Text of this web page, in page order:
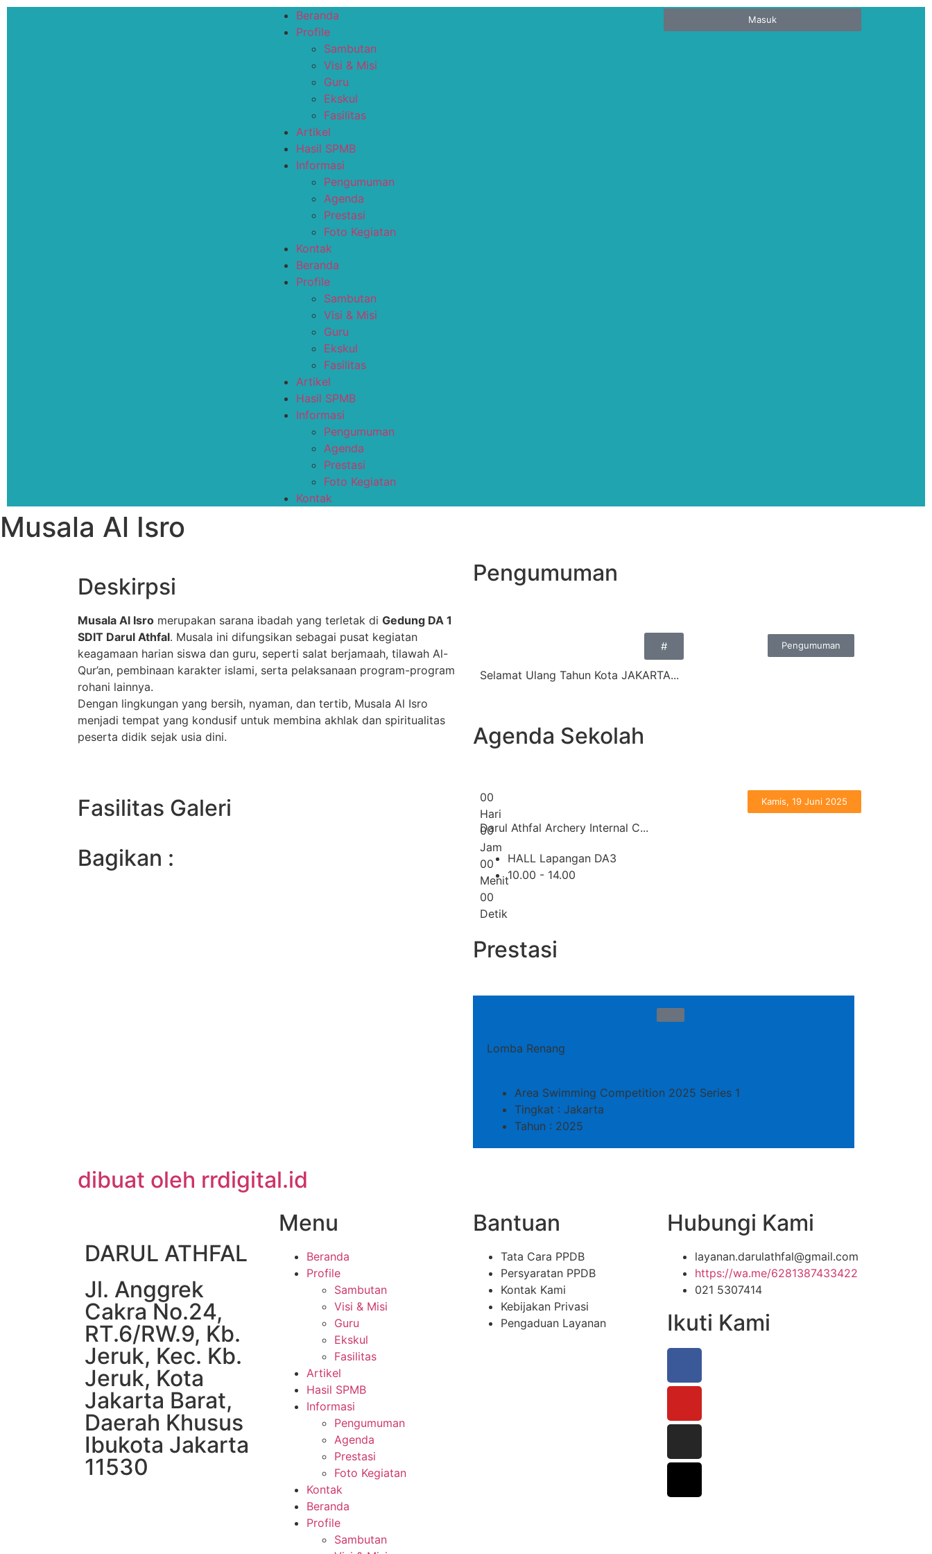
Beranda
Profile
Sambutan
Visi & Misi
Guru
Ekskul
Fasilitas
Artikel
Hasil SPMB
Informasi
Pengumuman
Agenda
Prestasi
Foto Kegiatan
Kontak
Beranda
Profile
Sambutan
Visi & Misi
Guru
Ekskul
Fasilitas
Artikel
Hasil SPMB
Informasi
Pengumuman
Agenda
Prestasi
Foto Kegiatan
Kontak
Masuk
Musala Al Isro
Deskirpsi
Musala Al Isro merupakan sarana ibadah yang terletak di Gedung DA 1
SDIT Darul Athfal. Musala ini difungsikan sebagai pusat kegiatan
keagamaan harian siswa dan guru, seperti salat berjamaah, tilawah Al-
Qur’an, pembinaan karakter islami, serta pelaksanaan program-program
rohani lainnya.
Dengan lingkungan yang bersih, nyaman, dan tertib, Musala Al Isro
menjadi tempat yang kondusif untuk membina akhlak dan spiritualitas
peserta didik sejak usia dini.
Fasilitas Galeri
Bagikan :
Pengumuman
Pengumuman
#
Selamat Ulang Tahun Kota JAKARTA...
Agenda Sekolah
Kamis, 19 Juni 2025
Darul Athfal Archery Internal C...
HALL Lapangan DA3
10.00 - 14.00
00
Hari
00
Jam
00
Menit
00
Detik
Prestasi
Lomba Renang
Area Swimming Competition 2025 Series 1
Tingkat : Jakarta
Tahun : 2025
dibuat oleh rrdigital.id
DARUL ATHFAL
Jl. Anggrek
Cakra No.24,
RT.6/RW.9, Kb.
Jeruk, Kec. Kb.
Jeruk, Kota
Jakarta Barat,
Daerah Khusus
Ibukota Jakarta
11530
Menu
Beranda
Profile
Sambutan
Visi & Misi
Guru
Ekskul
Fasilitas
Artikel
Hasil SPMB
Informasi
Pengumuman
Agenda
Prestasi
Foto Kegiatan
Kontak
Beranda
Profile
Sambutan
Bantuan
Tata Cara PPDB
Persyaratan PPDB
Kontak Kami
Kebijakan Privasi
Pengaduan Layanan
Hubungi Kami
layanan.darulathfal@gmail.com
https://wa.me/6281387433422
021 5307414
Ikuti Kami